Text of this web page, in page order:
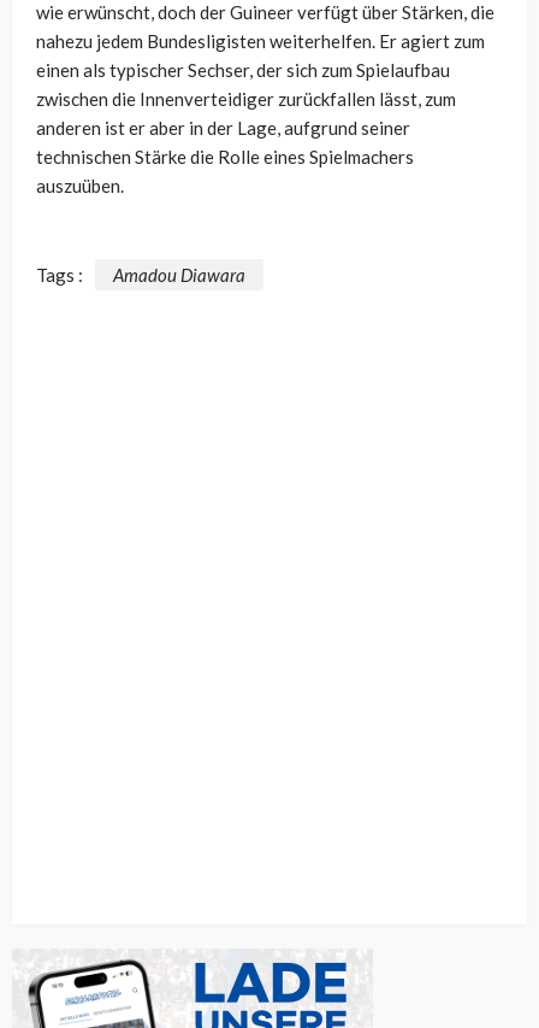
wie erwünscht, doch der Guineer verfügt über Stärken, die
nahezu jedem Bundesligisten weiterhelfen. Er agiert zum
einen als typischer Sechser, der sich zum Spielaufbau
zwischen die Innenverteidiger zurückfallen lässt, zum
anderen ist er aber in der Lage, aufgrund seiner
technischen Stärke die Rolle eines Spielmachers
auszuüben.
Tags : Amadou Diawara